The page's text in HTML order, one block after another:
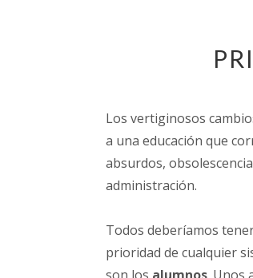
Los vertiginosos
a una educación que
absurdos,
administración.
Todos deberíamos
prioridad de cualquier